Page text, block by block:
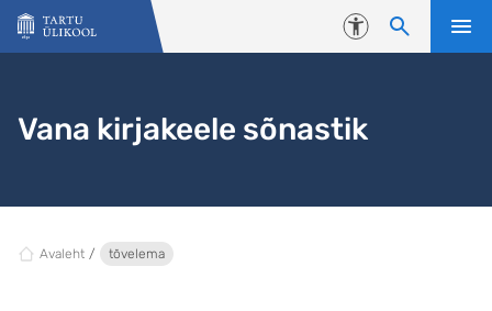
Liigu edasi põhisisu juurde
Juurdepääsetavus
Vana kirjakeele sõnastik
Avaleht tõvelema